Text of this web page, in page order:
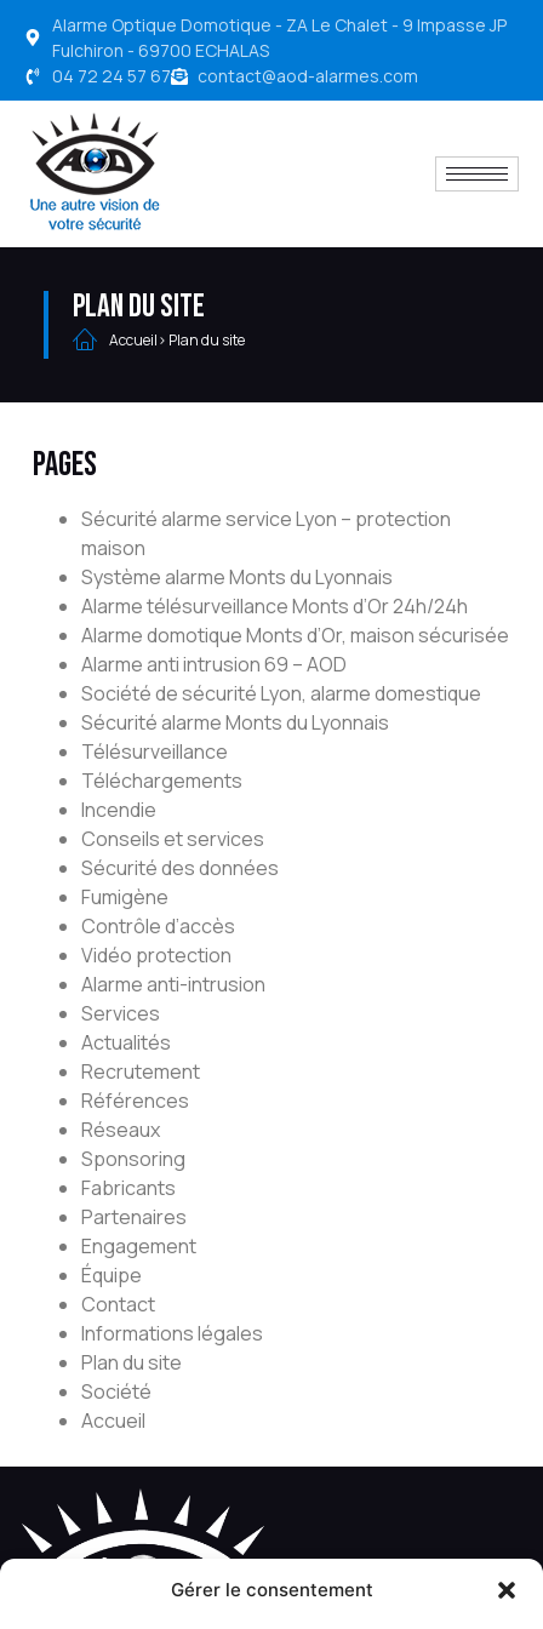
Gérer le consentement
Alarme Optique Domotique - ZA Le Chalet - 9 Impasse JP
Fulchiron - 69700 ECHALAS
04 72 24 57 67
contact@aod-alarmes.com
Plan du site
Accueil> Plan du site
Pages
Sécurité alarme service Lyon – protection
maison
Système alarme Monts du Lyonnais
Alarme télésurveillance Monts d’Or 24h/24h
Alarme domotique Monts d’Or, maison sécurisée
Alarme anti intrusion 69 – AOD
Société de sécurité Lyon, alarme domestique
Sécurité alarme Monts du Lyonnais
Télésurveillance
Téléchargements
Incendie
Conseils et services
Sécurité des données
Fumigène
Contrôle d’accès
Vidéo protection
Alarme anti-intrusion
Services
Actualités
Recrutement
Références
Réseaux
Sponsoring
Fabricants
Partenaires
Engagement
Équipe
Contact
Informations légales
Plan du site
Société
Accueil